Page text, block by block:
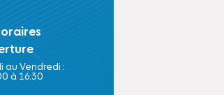
au Vendredi :
à 16:30